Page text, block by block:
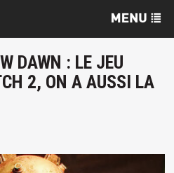
DAWN : LE JEU
2, ON A AUSSI LA